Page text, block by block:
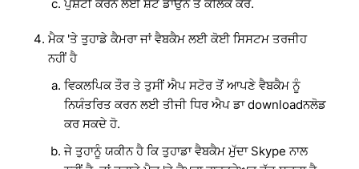
ਪੁਸ਼ਟੀ ਕਰਨ ਲਈ ਸ਼ੱਟ ਡਾਉਨ ਤੇ ਕਲਿਕ ਕਰੋ.
ਮੈਕ 'ਤੇ ਤੁਹਾਡੇ ਕੈਮਰਾ ਜਾਂ ਵੈਬਕੈਮ ਲਈ ਕੋਈ ਸਿਸਟਮ ਤਰਜੀਹ
ਨਹੀਂ ਹੈ
ਵਿਕਲਪਿਕ ਤੌਰ ਤੇ ਤੁਸੀਂ ਐਪ ਸਟੋਰ ਤੋਂ ਆਪਣੇ ਵੈਬਕੈਮ ਨੂੰ
ਨਿਯੰਤਰਿਤ ਕਰਨ ਲਈ ਤੀਜੀ ਧਿਰ ਐਪ ਡਾ downloadਨਲੋਡ
ਕਰ ਸਕਦੇ ਹੋ.
ਜੇ ਤੁਹਾਨੂੰ ਯਕੀਨ ਹੈ ਕਿ ਤੁਹਾਡਾ ਵੈਬਕੈਮ ਮੁੱਦਾ Skype ਨਾਲ